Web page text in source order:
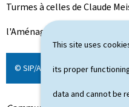
This site uses
its proper
data and cannot be
d
Turmes à celles de Claude
l'Aménagement du territoire.
© SIP/Anthony Dehez